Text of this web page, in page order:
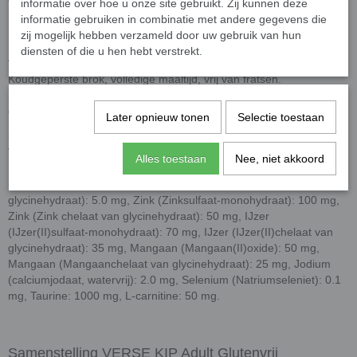
Analyse
Koudgeperste brok, volledige maaltijd, vrij van fratsen.
calcium 1.2%, fosfor 0.9%, EPA 0.1%, DHA 0.2%, kcal/kg ME: 3670.
Nutritionele toevoegingsmiddelen:
Vitamine A (retinylacetaat): 18000 IE, vitamine D3 (cholecalciferol):
1800 IE, vitamine E (all-rac alfa-tocoferylacetaat): 500 IE, Koper
glycinehydraat): 5.0 mg, Zink (Zinksulfaat-monohydraat): 100 mg,
Zink (Zink chelaat van glycinehydraat): 50 mg, IJzer
(IJzer(II)sulfaat-monohydraat): 70 mg, IJzer (IJzer(II)chelaat van
glycinehydraat): 35 mg, Mangaan (Mangaan(II)oxide): 50 mg,
Mangaan (Mangaanchelaat van glycinehydraat): 25 mg, Jodium
(calciumjodaat, watervrij): 2.0 mg, Selenium (Natriumseleniet): 0.1
mg, Taurine: 1000 mg, L-carnitine: 50 mg.
Samenstelling VERSE KIP Adult Glutenvrij
informatie over hoe u onze site gebruikt. Zij kunnen deze
informatie gebruiken in combinatie met andere gegevens die
zij mogelijk hebben verzameld door uw gebruik van hun
diensten of die u hen hebt verstrekt.
Later opnieuw tonen Selectie toestaan
Alles toestaan Nee, niet akkoord